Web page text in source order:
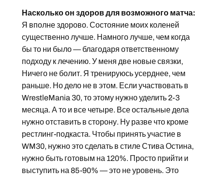
Насколько он здоров для возможного матча:
Я вполне здорово. Состояние моих коленей
существенно лучше. Намного лучше, чем когда
бы то ни было — благодаря ответственному
подходу к лечению. У меня две новые связки,
Ничего не болит. Я тренируюсь усерднее, чем
раньше. Но дело не в этом. Если участвовать в
WrestleMania 30, то этому нужно уделить 2-3
месяца. А то и все четыре. Все остальные дела
нужно отставить в сторону. Ну разве что кроме
рестлинг-подкаста. Чтобы принять участие в
WM30, нужно это сделать в стиле Стива Остина,
нужно быть готовым на 120%. Просто прийти и
выступить на 85-90% — это не уровень. Это